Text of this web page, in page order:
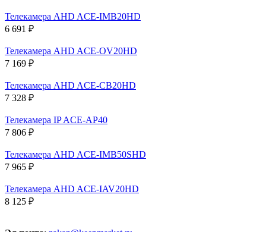
Телекамера AHD ACE-IMB20HD
6 691 ₽
Телекамера AHD ACE-OV20HD
7 169 ₽
Телекамера AHD ACE-CB20HD
7 328 ₽
Телекамера IP ACE-AP40
7 806 ₽
Телекамера AHD ACE-IMB50SHD
7 965 ₽
Телекамера AHD ACE-IAV20HD
8 125 ₽